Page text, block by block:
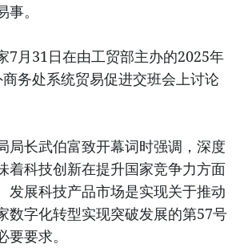
。
7月31日在由工贸部主办的2025年
务处系统贸易促进交班会上讨论
局长武伯富致开幕词时强调，深度
着科技创新在提升国家竞争力方面
发展科技产品市场是实现关于推动
数字化转型实现突破发展的第57号
要求。